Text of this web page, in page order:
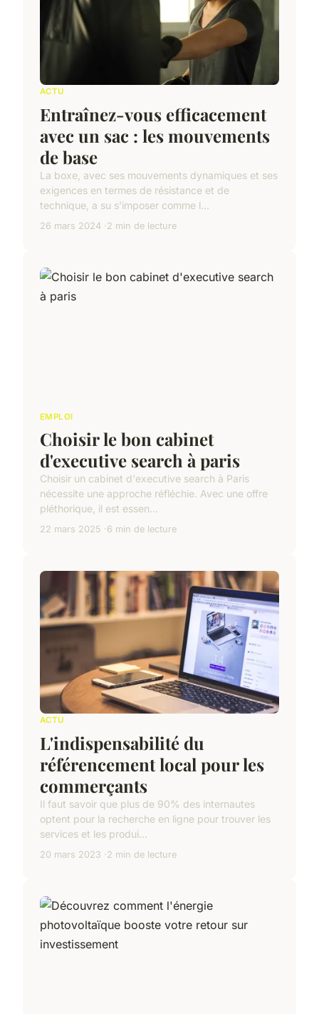
ACTU
Entraînez-vous efficacement
avec un sac : les mouvements
de base
La boxe, avec ses mouvements dynamiques et ses
exigences en termes de résistance et de
technique, a su s'imposer comme l...
26 mars 2024 2 min de lecture
EMPLOI
Choisir le bon cabinet
d'executive search à paris
Choisir un cabinet d'executive search à Paris
nécessite une approche réfléchie. Avec une offre
pléthorique, il est essen...
22 mars 2025 6 min de lecture
ACTU
L'indispensabilité du
référencement local pour les
commerçants
Il faut savoir que plus de 90% des internautes
optent pour la recherche en ligne pour trouver les
services et les produi...
20 mars 2023 2 min de lecture